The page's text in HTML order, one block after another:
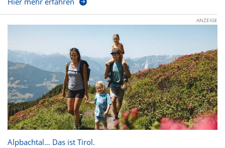
ANZEIGE
Alpbachtal… Das ist Tirol.